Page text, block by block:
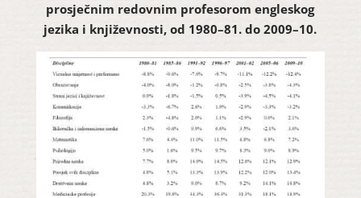
prosječnim redovnim profesorom engleskog
jezika i književnosti, od 1980–81. do 2009–10.